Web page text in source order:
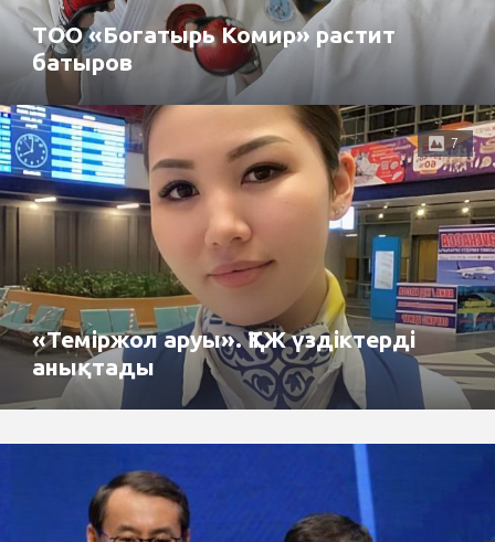
ТОО «Богатырь Комир» растит
батыров
7
«Теміржол аруы». ҚТЖ үздіктерді
анықтады